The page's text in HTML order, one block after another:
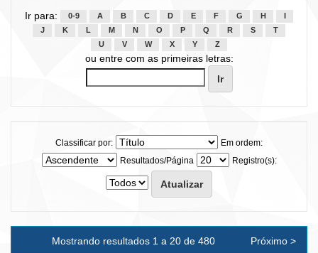
Ir para: 0-9 A B C D E F G H
J
K L M N O P Q R S
T
U
V W X Y Z
ou entre com as primeiras letras:
Classificar por:
Em ordem:
Resultados/Página
Registro(s):
Mostrando resultados 1 a 20 de 480 Próximo >